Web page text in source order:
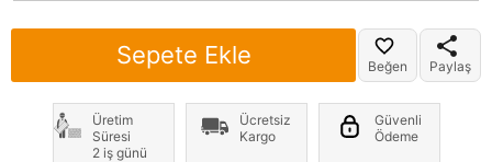
Sepete Ekle Beğen Paylaş
Üretim
Süresi
2 iş günü
Ücretsiz
Kargo
Güvenli
Ödeme